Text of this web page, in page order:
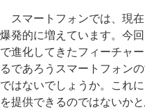
スマートフォンでは、現
爆発的に増えています。今
で進化してきたフィーチャ
るであろうスマートフォン
ではないでしょうか。これ
を提供できるのではないかと